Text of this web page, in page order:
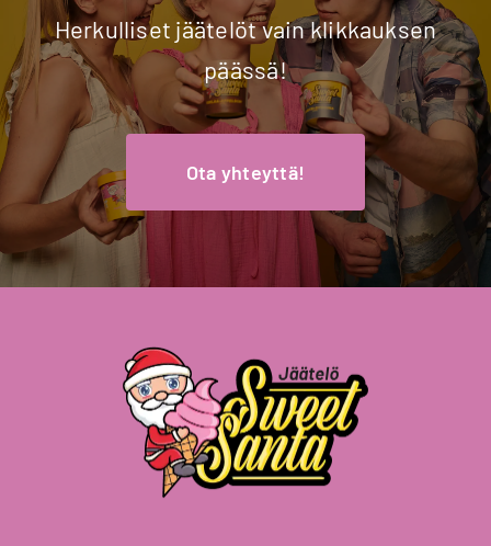
Herkulliset jäätelöt vain klikkauksen
päässä!
Ota yhteyttä!